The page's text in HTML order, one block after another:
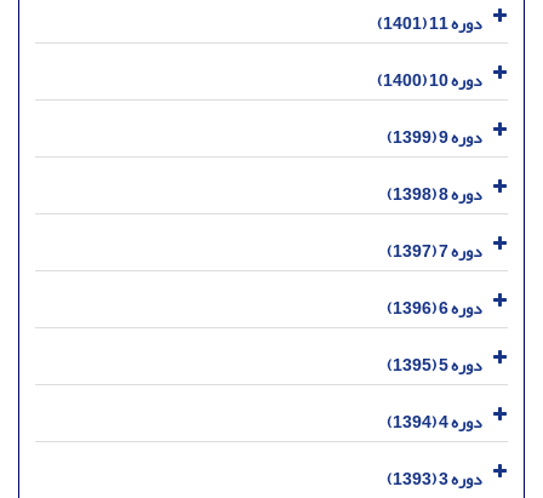
دوره 11 (1401)
دوره 10 (1400)
دوره 9 (1399)
دوره 8 (1398)
دوره 7 (1397)
دوره 6 (1396)
دوره 5 (1395)
دوره 4 (1394)
دوره 3 (1393)